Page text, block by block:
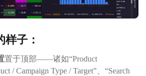
子：
置于顶部——诸如“Product
/ Campaign Type / Target”、“Search